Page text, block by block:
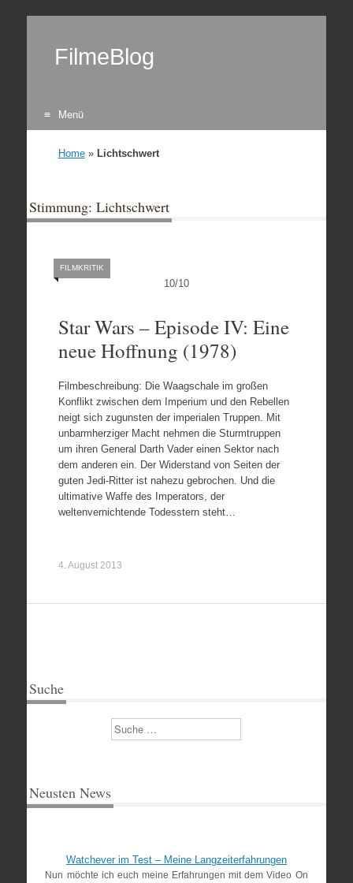
FilmeBlog
Menü
Home» Lichtschwert
Stimmung: Lichtschwert
10/10
FILMKRITIK
Star Wars – Episode IV: Eine
neue Hoffnung (1978)
Filmbeschreibung: Die Waagschale im großen
Konflikt zwischen dem Imperium und den Rebellen
neigt sich zugunsten der imperialen Truppen. Mit
unbarmherziger Macht nehmen die Sturmtruppen
um ihren General Darth Vader einen Sektor nach
dem anderen ein. Der Widerstand von Seiten der
guten Jedi-Ritter ist nahezu gebrochen. Und die
ultimative Waffe des Imperators, der
weltenvernichtende Todesstern steht…
4. August 2013
Suche
Suchen
Neusten News
Watchever im Test – Meine Langzeiterfahrungen
Nun möchte ich euch meine Erfahrungen mit dem Video On